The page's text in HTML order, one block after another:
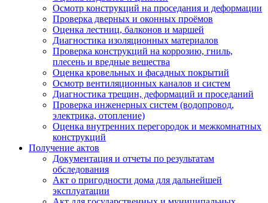
Осмотр конструкций на проседания и деформации
Проверка дверных и оконных проёмов
Оценка лестниц, балконов и маршей
Диагностика изоляционных материалов
Проверка конструкций на коррозию, гниль,
плесень и вредные вещества
Оценка кровельных и фасадных покрытий
Осмотр вентиляционных каналов и систем
Диагностика трещин, деформаций и проседаний
Проверка инженерных систем (водопровод,
электрика, отопление)
Оценка внутренних перегородок и межкомнатных
конструкций
Получение актов
Документация и отчеты по результатам
обследования
Акт о пригодности дома для дальнейшей
эксплуатации